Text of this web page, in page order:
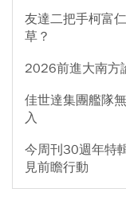
友達二把手柯富
草？
2026前進大南方
佳世達集團艦隊
入
今周刊30週年特
見前瞻行動